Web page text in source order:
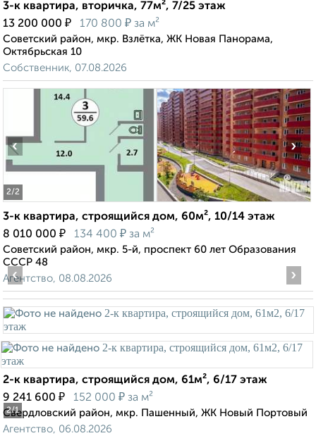
3-к квартира, вторичка, 77м², 7/25 этаж
13 200 000 ₽ 170 800 ₽ за м²
Советский район, мкр. Взлётка, ЖК Новая Панорама,
Октябрьская 10
Собственник, 07.08.2026
2/2
‹ ›
3-к квартира, строящийся дом, 60м², 10/14 этаж
8 010 000 ₽ 134 400 ₽ за м²
Советский район, мкр. 5-й, проспект 60 лет Образования
СССР 48
Агентство, 08.08.2026
2/1
‹ ›
2-к квартира, строящийся дом, 61м², 6/17 этаж
9 241 600 ₽ 152 000 ₽ за м²
Свердловский район, мкр. Пашенный, ЖК Новый Портовый
Агентство, 06.08.2026